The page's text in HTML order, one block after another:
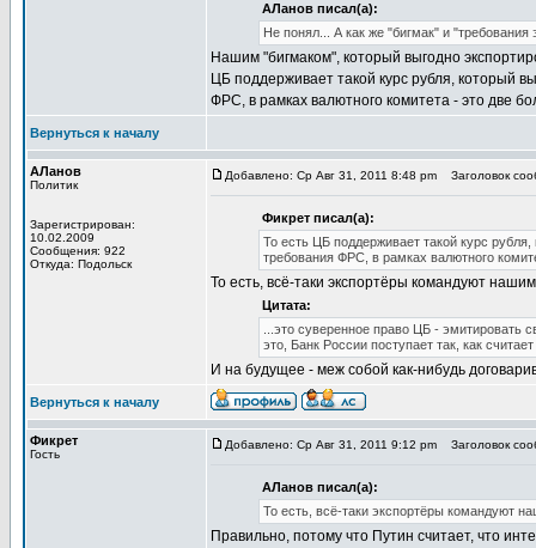
АЛанов писал(а):
Не понял... А как же "бигмак" и "требования
Нашим "бигмаком", который выгодно
ЦБ поддерживает такой курс рубля, который
ФРС, в рамках валютного комитета - это две
Вернуться к началу
АЛанов
Политик
Зарегистрирован:
10.02.2009
Сообщения: 922
Откуда: Подольск
Добавлено: Ср Авг 31, 2011 8:48 pm Заголовок
Фикрет писал(а):
То есть ЦБ поддерживает такой курс
требования ФРС, в рамках валютного
То есть, всё-таки экспортёры командуют
Цитата:
...это суверенное право ЦБ - эмитировать
это, Банк России поступает так, как
И на будущее - меж собой как-нибудь
Вернуться к началу
Фикрет
Гость
Добавлено: Ср Авг 31, 2011 9:12 pm Заголовок
АЛанов писал(а):
То есть, всё-таки экспортёры командуют
Правильно, потому что Путин считает, что